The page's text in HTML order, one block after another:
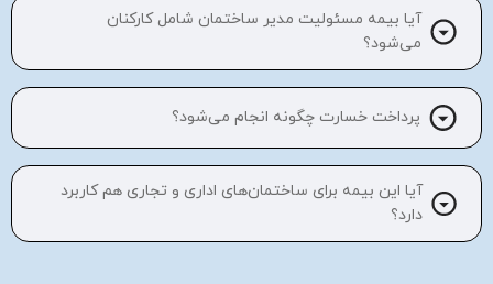
آیا بیمه مسئولیت مدیر ساختمان شامل کارکنان
می‌شود؟
پرداخت خسارت چگونه انجام می‌شود؟
آیا این بیمه برای ساختمان‌های اداری و تجاری هم کاربرد
دارد؟